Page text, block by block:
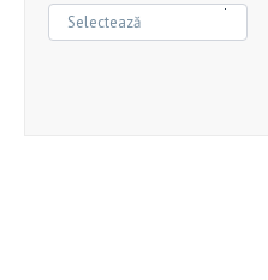
Selectează